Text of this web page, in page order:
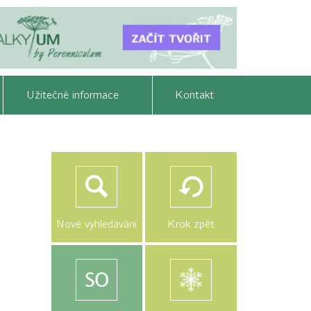
Užitečné informace Kontakt
Nové vyhledávání Krok zpět